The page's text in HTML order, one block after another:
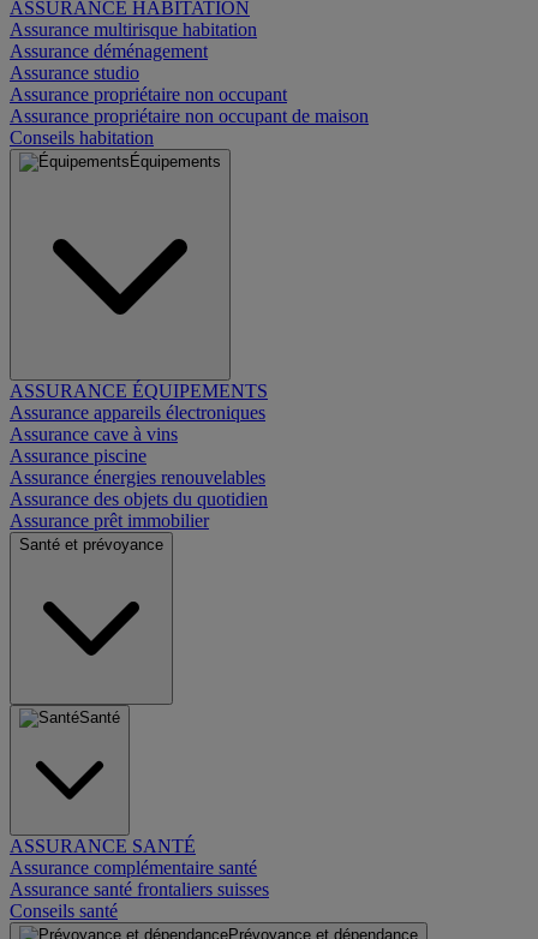
ASSURANCE HABITATION
Assurance multirisque habitation
Assurance déménagement
Assurance studio
Assurance propriétaire non occupant
Assurance propriétaire non occupant de maison
Conseils habitation
Équipements
ASSURANCE ÉQUIPEMENTS
Assurance appareils électroniques
Assurance cave à vins
Assurance piscine
Assurance énergies renouvelables
Assurance des objets du quotidien
Assurance prêt immobilier
Santé et prévoyance
Santé
ASSURANCE SANTÉ
Assurance complémentaire santé
Assurance santé frontaliers suisses
Conseils santé
Prévoyance et dépendance